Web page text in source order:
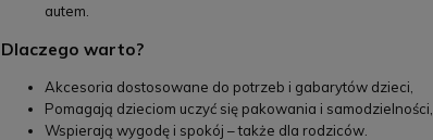
autem.
Dlaczego warto?
Akcesoria dostosowane do potrzeb i gabarytów dzieci,
Pomagają dzieciom uczyć się pakowania i samodzielności,
Wspierają wygodę i spokój – także dla rodziców.